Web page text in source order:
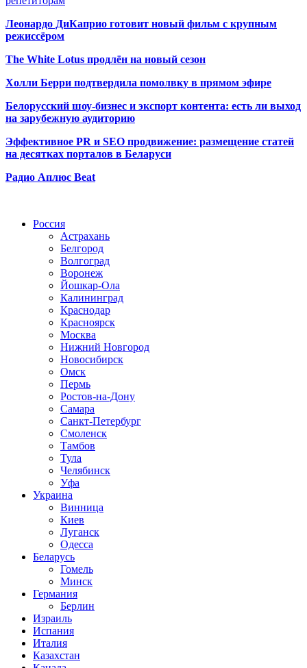
Леонардо ДиКаприо готовит новый фильм с крупным
режиссёром
The White Lotus продлён на новый сезон
Холли Берри подтвердила помолвку в прямом эфире
Белорусский шоу-бизнес и экспорт контента: есть ли выход
на зарубежную аудиторию
Эффективное PR и SEO продвижение: размещение статей
на десятках порталов в Беларуси
Радио Аплюс Beat
Россия
Астрахань
Белгород
Волгоград
Воронеж
Йошкар-Ола
Калининград
Краснодар
Красноярск
Москва
Нижний Новгород
Новосибирск
Омск
Пермь
Ростов-на-Дону
Самара
Санкт-Петербург
Смоленск
Тамбов
Тула
Челябинск
Уфа
Украина
Винница
Киев
Луганск
Одесса
Беларусь
Гомель
Минск
Германия
Берлин
Израиль
Испания
Италия
Казахстан